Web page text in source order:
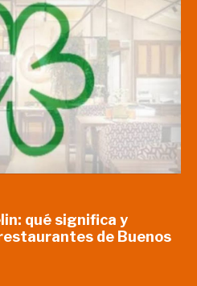
qué significa y
de Buenos